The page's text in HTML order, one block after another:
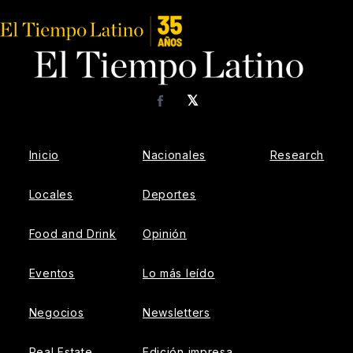
𝕏
Facebook
Inicio
Locales
Food and Drink
Eventos
Negocios
Nacionales
Deportes
Opinión
Lo más leído
Newsletters
Research